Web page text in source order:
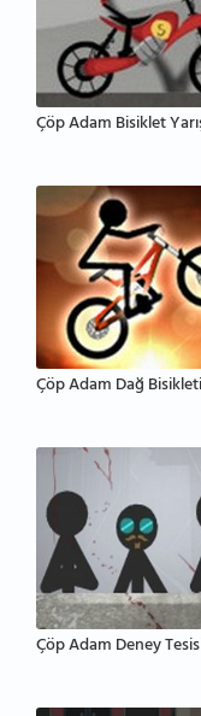
Çöp Adam Bisiklet
Çöp Adam Dağ Bisikleti
Çöp Adam Deney